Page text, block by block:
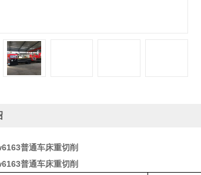
普通车床重切削
普通车床重切削